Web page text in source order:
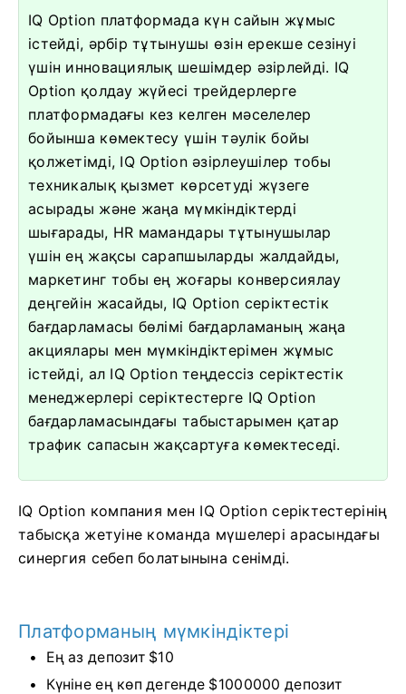
IQ Option платформада күн сайын жұмыс
істейді, әрбір тұтынушы өзін ерекше сезінуі
үшін инновациялық шешімдер әзірлейді. IQ
Option қолдау жүйесі трейдерлерге
платформадағы кез келген мәселелер
бойынша көмектесу үшін тәулік бойы
қолжетімді, IQ Option әзірлеушілер тобы
техникалық қызмет көрсетуді жүзеге
асырады және жаңа мүмкіндіктерді
шығарады, HR мамандары тұтынушылар
үшін ең жақсы сарапшыларды жалдайды,
маркетинг тобы ең жоғары конверсиялау
деңгейін жасайды, IQ Option серіктестік
бағдарламасы бөлімі бағдарламаның жаңа
акциялары мен мүмкіндіктерімен жұмыс
істейді, ал IQ Option теңдессіз серіктестік
менеджерлері серіктестерге IQ Option
бағдарламасындағы табыстарымен қатар
трафик сапасын жақсартуға көмектеседі.
IQ Option компания мен IQ Option серіктестерінің
табысқа жетуіне команда мүшелері арасындағы
синергия себеп болатынына сенімді.
Платформаның мүмкіндіктері
Ең аз депозит $10
Күніне ең көп дегенде $1000000 депозит